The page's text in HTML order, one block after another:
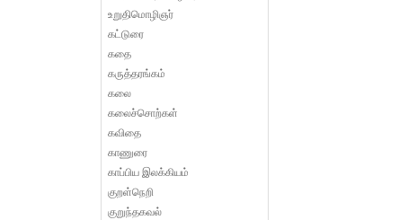
உறுதிமொழிஞர்
கட்டுரை
கதை
கருத்தரங்கம்
கலை
கலைச்சொற்கள்
கவிதை
காணுரை
காப்பிய இலக்கியம்
குறள்நெறி
குறுந்தகவல்